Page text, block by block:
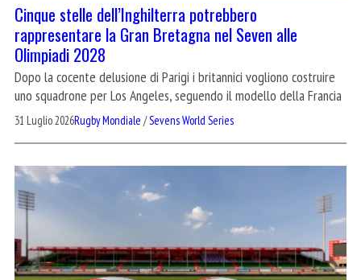
Cinque stelle dell’Inghilterra potrebbero
rappresentare la Gran Bretagna nel Seven alle
Olimpiadi 2028
Dopo la cocente delusione di Parigi i britannici vogliono costruire
uno squadrone per Los Angeles, seguendo il modello della Francia
31 Luglio 2026Rugby Mondiale /Sevens World Series